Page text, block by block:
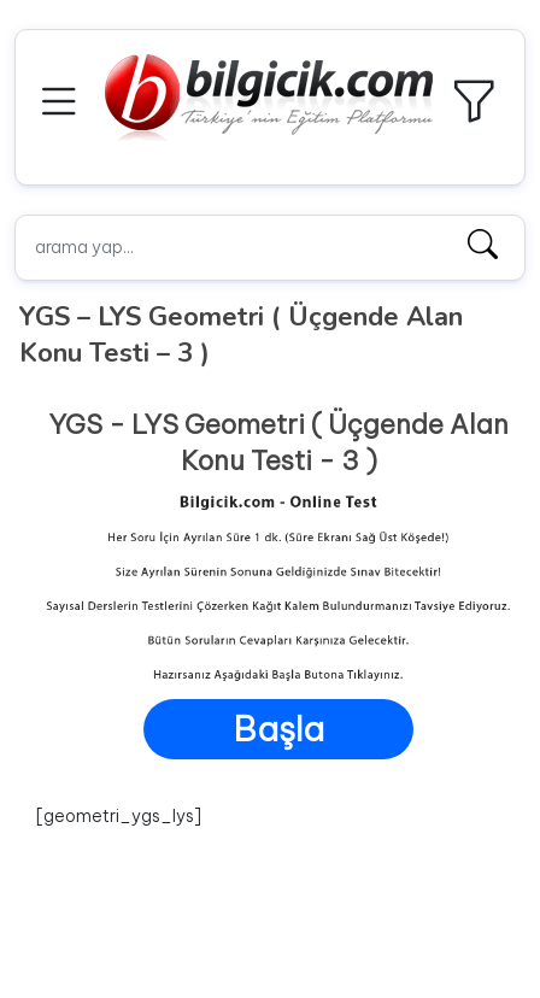
YGS – LYS Geometri ( Üçgende Alan
Konu Testi – 3 )
YGS - LYS Geometri ( Üçgende Alan
Konu Testi - 3 )
Başla
[geometri_ygs_lys]